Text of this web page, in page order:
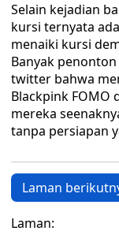
Selain kejadian
kursi ternyata
menaiki kursi
Banyak
twitter bahwa
Blackpink FOMO
mereka
tanpa persiapan
Laman
Laman: